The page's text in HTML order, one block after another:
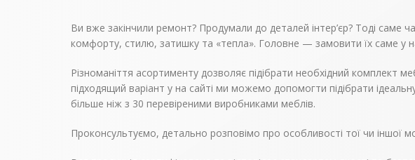
Ви вже закінчили ремонт? Продумали до деталей інтер’єр? Тоді саме
комфорту, стилю, затишку та «тепла». Головне — замовити їх саме
Різноманіття асортименту дозволяє підібрати необхідний комплект
підходящий варіант у на сайті ми можемо допомогти підібрати
більше ніж з 30 перевіреними виробниками меблів.
Проконсультуємо, детально розповімо про особливості тої чи